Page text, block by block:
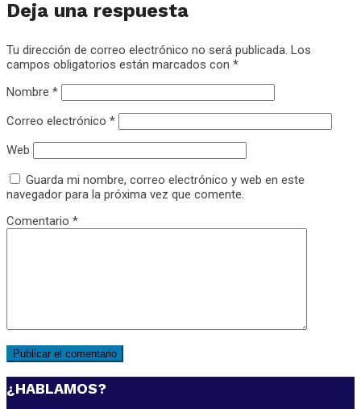
Deja una respuesta
Tu dirección de correo electrónico no será publicada. Los
campos obligatorios están marcados con *
Nombre *
Correo electrónico *
Web
Guarda mi nombre, correo electrónico y web en este
navegador para la próxima vez que comente.
Comentario *
¿HABLAMOS?